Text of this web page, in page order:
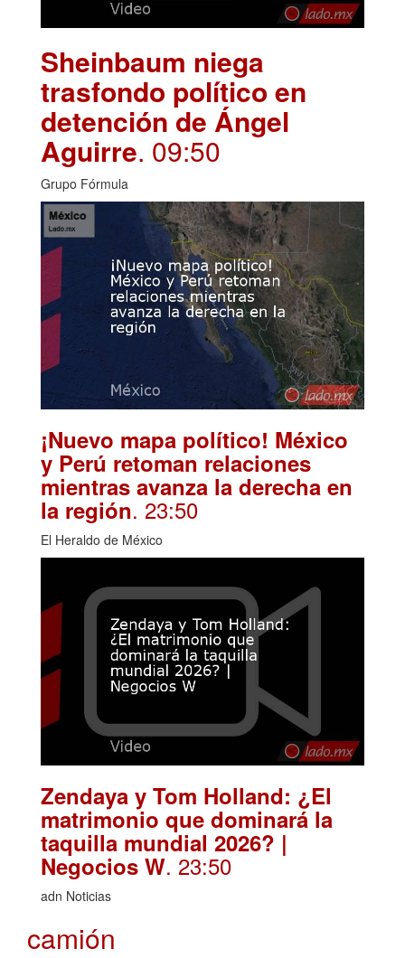
Sheinbaum niega
trasfondo político en
detención de Ángel
Aguirre. 09:50
Grupo Fórmula
¡Nuevo mapa político! México
y Perú retoman relaciones
mientras avanza la derecha en
la región. 23:50
El Heraldo de México
Zendaya y Tom Holland: ¿El
matrimonio que dominará la
taquilla mundial 2026? |
Negocios W. 23:50
adn Noticias
camión